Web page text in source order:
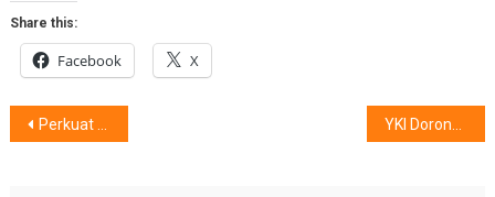
Share this:
Facebook X
Post
Perkuat Kesadaran Hipertensi Melalui Pemantauan Mandiri